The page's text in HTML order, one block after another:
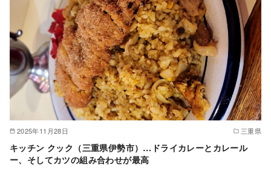
2025年11月28日 三重県
キッチン クック（三重県伊勢市）…ドライカレーとカレール
ー、そしてカツの組み合わせが最高